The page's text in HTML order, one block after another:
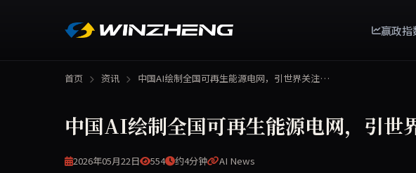
赢政指
首页 资讯 中国AI绘制全国可再生能源电网，引世界关注…
中国AI绘制全国可再生能源电网，引世
2026年05月22日 554 约4分钟 AI News